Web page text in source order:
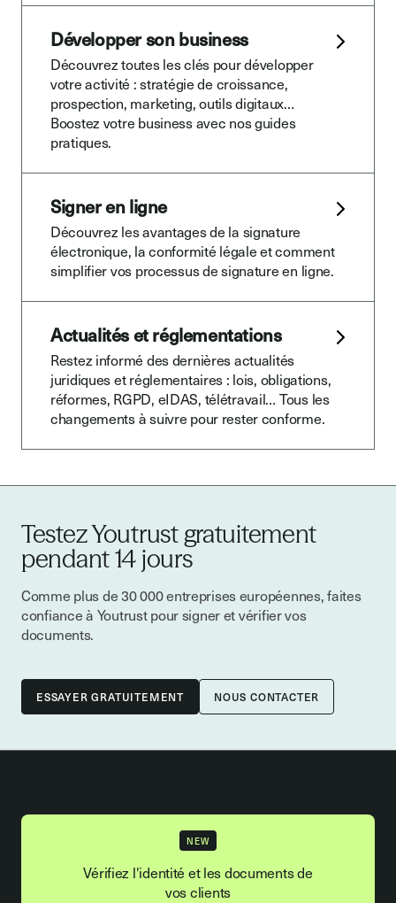
Développer son business
Découvrez toutes les clés pour développer
votre activité : stratégie de croissance,
prospection, marketing, outils digitaux…
Boostez votre business avec nos guides
pratiques.
Signer en ligne
Découvrez les avantages de la signature
électronique, la conformité légale et comment
simplifier vos processus de signature en ligne.
Actualités et réglementations
Restez informé des dernières actualités
juridiques et réglementaires : lois, obligations,
réformes, RGPD, eIDAS, télétravail… Tous les
changements à suivre pour rester conforme.
Testez Youtrust gratuitement
pendant 14 jours
Comme plus de 30 000 entreprises européennes, faites
confiance à Youtrust pour signer et vérifier vos
documents.
NOUS CONTACTER
NEW
Vérifiez l'identité et les documents de
vos clients